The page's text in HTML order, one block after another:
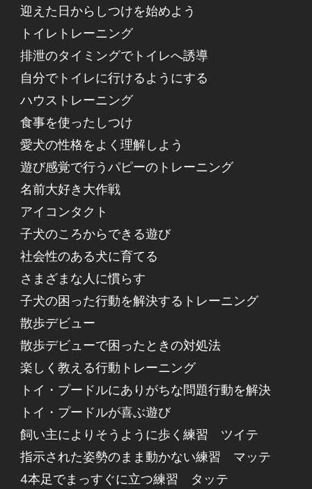
迎えた日からしつけを始めよう
トイレトレーニング
排泄のタイミングでトイレへ誘導
自分でトイレに行けるようにする
ハウストレーニング
食事を使ったしつけ
愛犬の性格をよく理解しよう
遊び感覚で行うパピーのトレーニング
名前大好き大作戦
アイコンタクト
子犬のころからできる遊び
社会性のある犬に育てる
さまざまな人に慣らす
子犬の困った行動を解決するトレーニング
散歩デビュー
散歩デビューで困ったときの対処法
楽しく教える行動トレーニング
トイ・プードルにありがちな問題行動を解決
トイ・プードルが喜ぶ遊び
飼い主によりそうように歩く練習 ツイテ
指示された姿勢のまま動かない練習 マッテ
4本足でまっすぐに立つ練習 タッテ